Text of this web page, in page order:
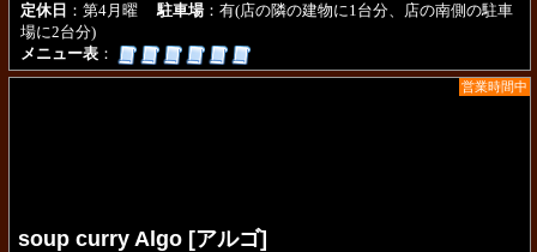
定休日 ：第4月曜駐車場：有(店の隣の建物に1台分、店の南側の駐車
場に2台分)
メニュー表 ：
soup curry Algo [アルゴ]
営業時間中